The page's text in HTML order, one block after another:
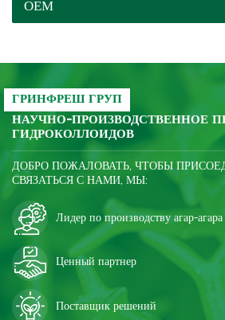
для вас и постоянно
ОЕМ
ГРИНФРЕШ ГРУП
НАУЧНО-ПРОИЗВОДСТВЕННОЕ
ГИДРОКОЛЛОИДОВ
ДОБРО ПОЖАЛОВАТЬ, ЧТОБЫ
СВЯЗАТЬСЯ С НАМИ, МЫ:
Лидер по производству агар-
Ценный партнер
Поставщик решений